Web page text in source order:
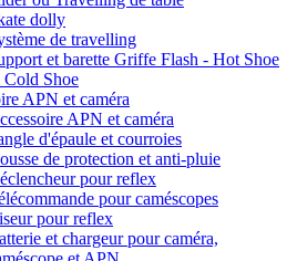
dolly
de travelling
et barette Griffe Flash - Hot Shoe
Shoe
APN et caméra
APN et caméra
d'épaule et courroies
de protection et anti-pluie
pour reflex
pour caméscopes
pour reflex
et chargeur pour caméra,